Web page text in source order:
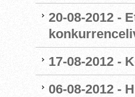
20-08-2012 -
17-08-2012 -
06-08-2012 -